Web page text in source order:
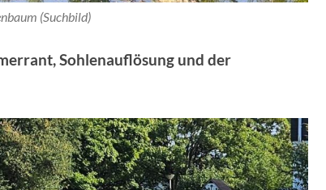
(Suchbild)
Sohlenauflösung und der